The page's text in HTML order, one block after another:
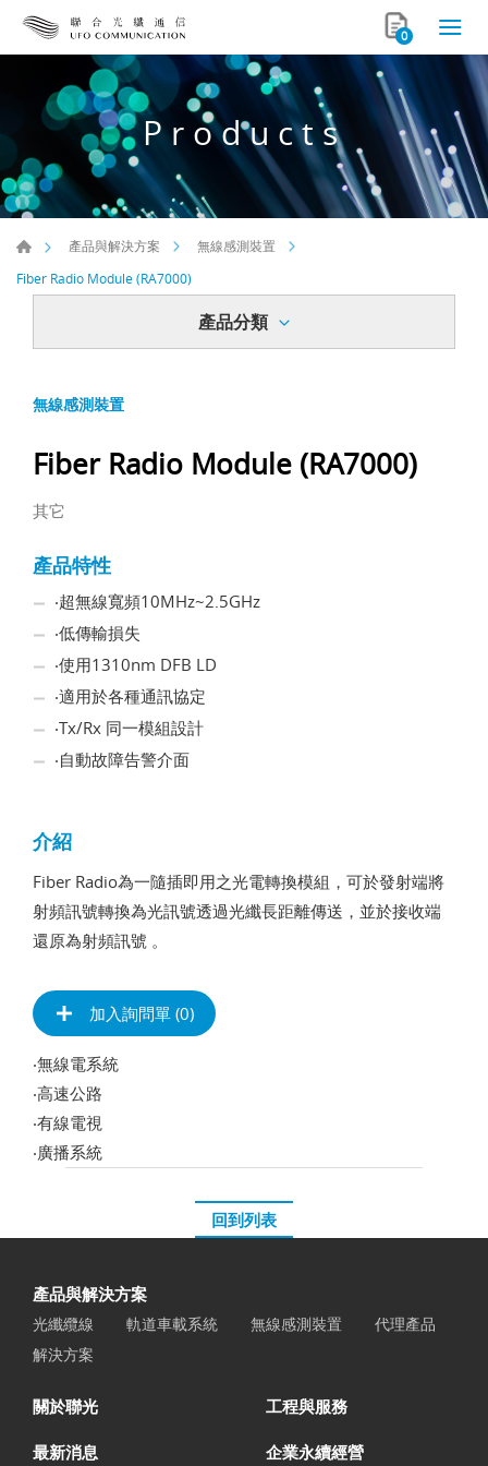
0
Products
產品與解決方案
無線感測裝置
Fiber Radio Module (RA7000)
產品分類
無線感測裝置
Fiber Radio Module (RA7000)
其它
產品特性
‧超無線寬頻10MHz~2.5GHz
‧低傳輸損失
‧使用1310nm DFB LD
‧適用於各種通訊協定
‧Tx/Rx 同一模組設計
‧自動故障告警介面
介紹
Fiber Radio為一隨插即用之光電轉換模組，可於發射端將
射頻訊號轉換為光訊號透過光纖長距離傳送，並於接收端
還原為射頻訊號 。
加入詢問單 (0)
‧無線電系統
‧高速公路
‧有線電視
‧廣播系統
回到列表
產品與解決方案
光纖纜線 軌道車載系統 無線感測裝置
代理產品
解決方案
關於聯光 工程與服務
最新消息 企業永續經營